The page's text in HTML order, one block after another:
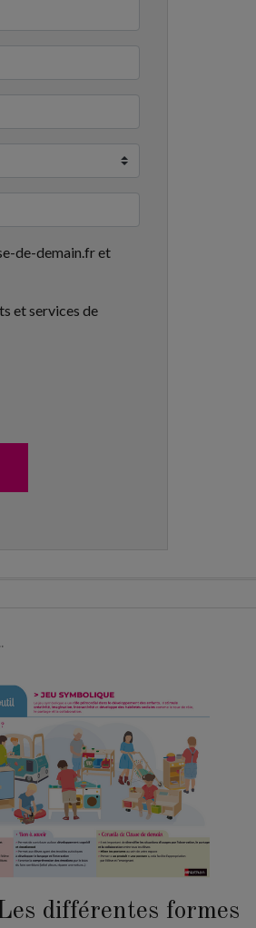
de-demain.fr et
et services de
différentes formes